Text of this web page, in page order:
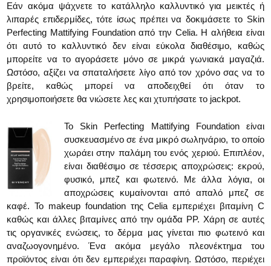
Εάν ακόμα ψάχνετε το κατάλληλο καλλυντικό για μεικτές ή
λιπαρές επιδερμίδες, τότε ίσως πρέπει να δοκιμάσετε το Skin
Perfecting Mattifying Foundation από την Celia. Η αλήθεια είναι
ότι αυτό το καλλυντικό δεν είναι εύκολα διαθέσιμο, καθώς
μπορείτε να το αγοράσετε μόνο σε μικρά γωνιακά μαγαζιά.
Ωστόσο, αξίζει να σπαταλήσετε λίγο από τον χρόνο σας να το
βρείτε, καθώς μπορεί να αποδειχθεί ότι όταν το
χρησιμοποιήσετε θα νιώσετε λες και χτυπήσατε το jackpot.
Το Skin Perfecting Mattifying Foundation είναι
συσκευασμένο σε ένα μικρό σωληνάριο, το οποίο
χωράει στην παλάμη του ενός χεριού. Επιπλέον,
είναι διαθέσιμο σε τέσσερις αποχρώσεις: εκρού,
φυσικό, μπεζ και φωτεινό. Με άλλα λόγια, οι
αποχρώσεις κυμαίνονται από απαλό μπεζ σε
καφέ. Το makeup foundation της Celia εμπεριέχει βιταμίνη C
καθώς και άλλες βιταμίνες από την ομάδα PP. Χάρη σε αυτές
τις οργανικές ενώσεις, το δέρμα μας γίνεται πιο φωτεινό και
αναζωογονημένο. Ένα ακόμα μεγάλο πλεονέκτημα του
προϊόντος είναι ότι δεν εμπεριέχει παραφίνη. Ωστόσο, περιέχει